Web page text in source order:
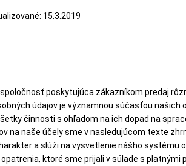
15.3.2019
poskytujúca zákazníkom predaj
údajov je významnou súčasťou našich
činnosti s ohľadom na ich dopad na
na naše účely sme v nasledujúcom texte
a slúži na vysvetlenie nášho systému
ktoré sme prijali v súlade s